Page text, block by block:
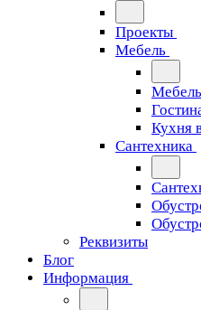
Проекты
Мебель
Мебель
Кухня
Сантехника
Реквизиты
Блог
Информация